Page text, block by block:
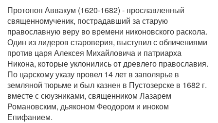
Протопоп Аввакум (1620-1682) - прославленный
священномученик, пострадавший за старую
православную веру во времени никоновского раскола.
Один из лидеров староверия, выступил с обличениями
против царя Алексея Михайловича и патриарха
Никона, которые уклонились от древлего православия.
По царскому указу провел 14 лет в заполярье в
земляной тюрьме и был казнен в Пустозерске в 1682 г.
вместе с сюузниками, священником Лазарем
Романовским, дьяконом Феодором и иноком
Епифанием.